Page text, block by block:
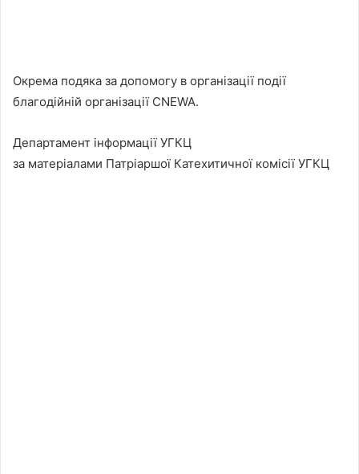
Окрема подяка за допомогу в організації події
благодійній організації CNEWA.
Департамент інформації УГКЦ
за матеріалами Патріаршої Катехитичної комісії УГКЦ